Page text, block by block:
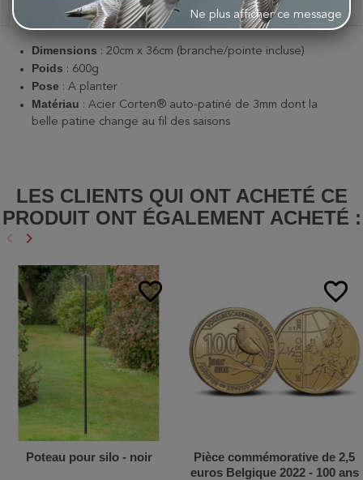
Description
Dimensions : 20cm x 36cm (branche/pointe incluse)
Poids : 600g
Pose : A planter
Matériau : Acier Corten® auto-patiné de 3mm dont la
belle patine change au fil des saisons
LES CLIENTS QUI ONT ACHETÉ CE
PRODUIT ONT ÉGALEMENT ACHETÉ :
Précédent
keyboard_arrow_left Suivant
keyboard_arrow_right
favorite_border
Poteau pour silo - noir
favorite_border
Pièce commémorative de 2,5
euros Belgique 2022 - 100 ans
Ne plus afficher ce message